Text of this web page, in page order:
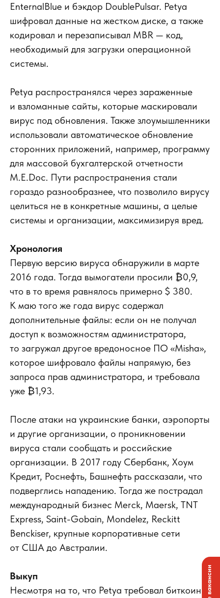
EnternalBlue и бэкдор DoublePulsar. Petya
шифровал данные на жестком диске, а также
кодировал и перезаписывал MBR — код,
необходимый для загрузки операционной
системы.
Petya распространялся через зараженные
и взломанные сайты, которые маскировали
вирус под обновления. Также злоумышленники
использовали автоматическое обновление
сторонних приложений, например, программу
для массовой бухгалтерской отчетности
M.E.Doc. Пути распространения стали
гораздо разнообразнее, что позволило вирусу
целиться не в конкретные машины, а целые
системы и организации, максимизируя вред.
Хронология
Первую версию вируса обнаружили в марте
2016 года. Тогда вымогатели просили ₿0,9,
что в то время равнялось примерно $ 380.
К маю того же года вирус содержал
дополнительные файлы: если он не получал
доступ к возможностям администратора,
то загружал другое вредоносное ПО «Misha»,
которое шифровало файлы напрямую, без
запроса прав администратора, и требовала
уже ₿1,93.
После атаки на украинские банки, аэропорты
и другие организации, о проникновении
вируса стали сообщать и российские
организации. В 2017 году Сбербанк, Хоум
Кредит, Роснефть, Башнефть рассказали, что
подверглись нападению. Тогда же пострадал
международный бизнес Merck, Maersk, TNT
Express, Saint-Gobain, Mondelez, Reckitt
Benckiser, крупные корпоративные сети
от США до Австралии.
Выкуп
Несмотря на то, что Petya требовал биткоины,